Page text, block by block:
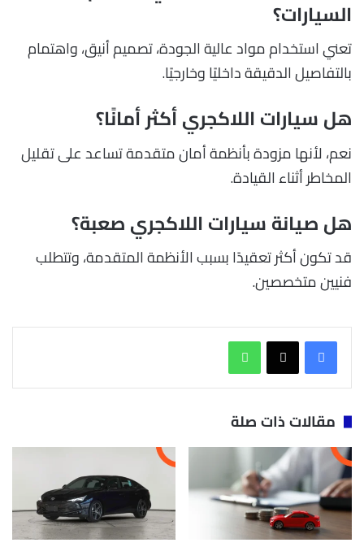
السيارات؟
تعني استخدام مواد عالية الجودة، تصميم أنيق، واهتمام
بالتفاصيل الدقيقة داخليًا وخارجيًا.
هل سيارات اللاكجري أكثر أمانًا؟
نعم، لأنها مزودة بأنظمة أمان متقدمة تساعد على تقليل
المخاطر أثناء القيادة.
هل صيانة سيارات اللاكجري صعبة؟
قد تكون أكثر تعقيدًا بسبب الأنظمة المتقدمة، وتتطلب
فنيين متخصصين.
مقالات ذات صلة